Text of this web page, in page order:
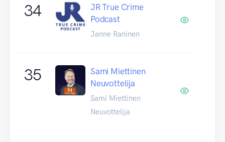
34
JR True Crime
Podcast
Janne Raninen
35
Sami Miettinen
Neuvottelija
Sami Miettinen
Neuvottelija